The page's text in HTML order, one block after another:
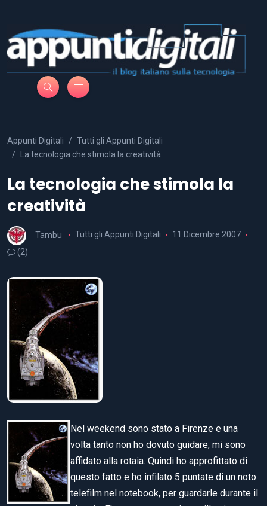
Appunti Digitali
Tutti gli Appunti Digitali
La tecnologia che stimola la creatività
La tecnologia che stimola la
creatività
Tambu Tutti gli Appunti Digitali
11 Dicembre 2007
(2)
Nel weekend sono stato a Firenze e una
volta tanto non ho dovuto guidare, mi sono
affidato alla rotaia. Quindi ho approfittato di
questo fatto e ho infilato 5 puntate di un noto
telefilm nel notebook, per guardarle durante il